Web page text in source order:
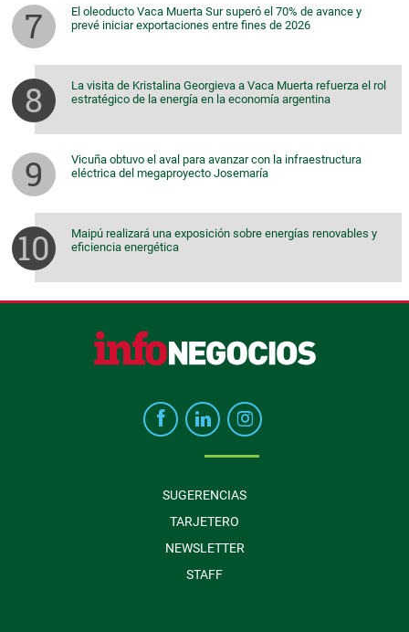
El oleoducto Vaca Muerta Sur superó el 70% de avance y
prevé iniciar exportaciones entre fines de 2026
La visita de Kristalina Georgieva a Vaca Muerta refuerza el rol
estratégico de la energía en la economía argentina
Vicuña obtuvo el aval para avanzar con la infraestructura
eléctrica del megaproyecto Josemaría
Maipú realizará una exposición sobre energías renovables y
eficiencia energética
SUGERENCIAS
TARJETERO
NEWSLETTER
STAFF